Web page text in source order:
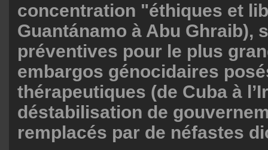
concentration "éthiques et
Guantánamo à Abu Ghraib),
préventives pour le plus
embargos génocidaires
thérapeutiques (de Cuba à
déstabilisation de
remplacés par de néfastes